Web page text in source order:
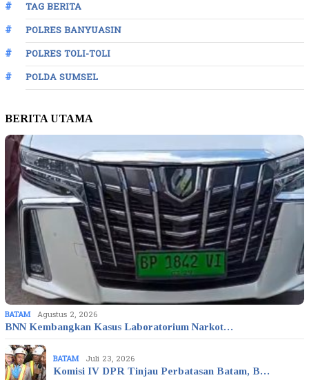
TAG BERITA
POLRES BANYUASIN
POLRES TOLI-TOLI
POLDA SUMSEL
BERITA UTAMA
BATAM Agustus 2, 2026
BNN Kembangkan Kasus Laboratorium Narkot…
BATAM Juli 23, 2026
Komisi IV DPR Tinjau Perbatasan Batam, B…